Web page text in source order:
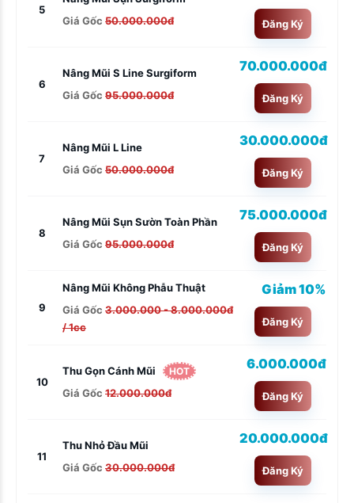
5
Giá Gốc 50.000.000đ Đăng Ký
6
Nâng Mũi S Line Surgiform
Giá Gốc 95.000.000đ
70.000.000đ
Đăng Ký
7
Nâng Mũi L Line
Giá Gốc 50.000.000đ
30.000.000đ
Đăng Ký
8
Nâng Mũi Sụn Sườn Toàn Phần
Giá Gốc 95.000.000đ
75.000.000đ
Đăng Ký
9
Nâng Mũi Không Phẫu Thuật
Giá Gốc 3.000.000 - 8.000.000đ
/ 1cc
Giảm 10%
Đăng Ký
10
Thu Gọn Cánh Mũi HOT
Giá Gốc 12.000.000đ
6.000.000đ
Đăng Ký
11
Thu Nhỏ Đầu Mũi
Giá Gốc 30.000.000đ
20.000.000đ
Đăng Ký